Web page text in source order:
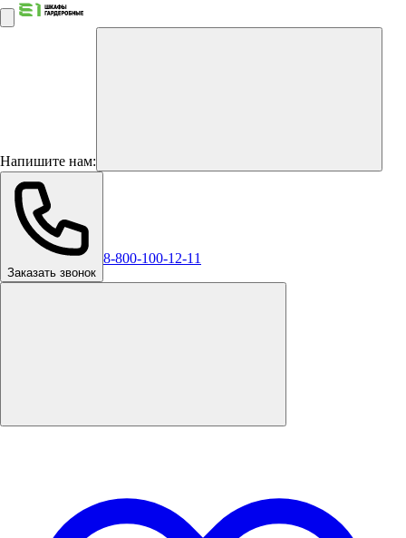
Напишите нам:
Заказать звонок
8-800-100-12-11